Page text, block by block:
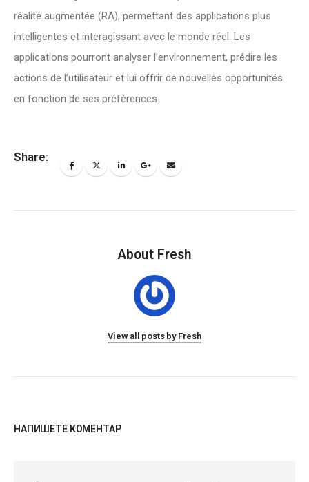
réalité augmentée (RA), permettant des applications plus
intelligentes et interagissant avec le monde réel. Les
applications pourront analyser l’environnement, prédire les
actions de l’utilisateur et lui offrir de nouvelles opportunités
en fonction de ses préférences.
Share:
About Fresh
View all posts by Fresh
НАПИШЕТЕ КОМЕНТАР